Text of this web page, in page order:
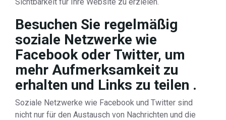
Besuchen Sie regelmäßig
soziale Netzwerke wie
Facebook oder Twitter, um
mehr Aufmerksamkeit zu
erhalten und Links zu teilen .
Soziale Netzwerke wie Facebook und Twitter sind
nicht nur für den Austausch von Nachrichten und die